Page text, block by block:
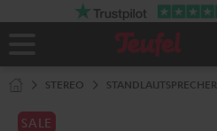
Startseite
STEREO STANDLAUTSPRECHER
SALE